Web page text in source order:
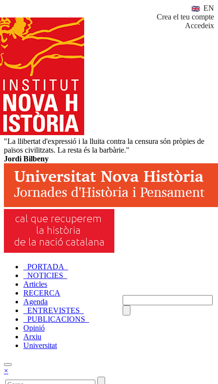
EN
Crea el teu compte
Accedeix
"La llibertat d'expressió i la lluita contra la censura són pròpies de
països civilitzats. La resta és la barbàrie."
Jordi Bilbeny
_PORTADA_
_NOTICIES_
Articles
RECERCA
Agenda
_ENTREVISTES_
_PUBLICACIONS_
Opinió
Arxiu
Universitat
×